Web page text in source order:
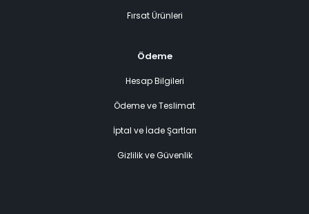
Fırsat Ürünleri
Ödeme
Hesap Bilgileri
Ödeme ve Teslimat
İptal ve İade Şartları
Gizlilik ve Güvenlik